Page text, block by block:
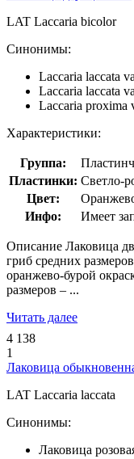
LAT Laccaria bicolor
Синонимы:
Laccaria laccata
Laccaria laccata
Laccaria proxima
Характеристики:
Группа:
Пластинки: Светло-
Цвет:
Инфо:
Имеет
Описание Лаковица
гриб средних
оранжево-бурой
размеров – ...
Читать далее
4 138
1
Лаковица
LAT Laccaria laccata
Синонимы:
Лаковица